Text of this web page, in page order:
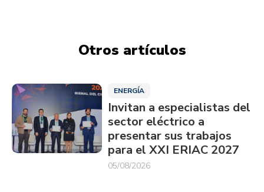
Otros artículos
ENERGÍA
Invitan a especialistas del
sector eléctrico a
presentar sus trabajos
para el XXI ERIAC 2027
05/08/2026